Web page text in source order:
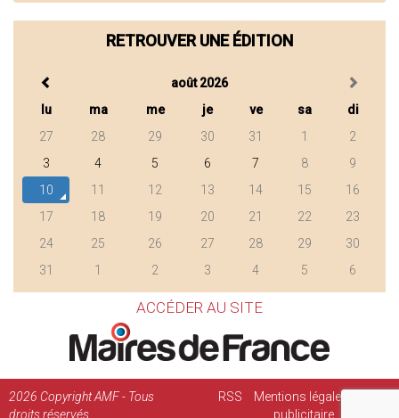
RETROUVER UNE ÉDITION
août 2026
lu
ma me je ve sa
di
27
28 29 30 31 1
2
3
4 5 6 7 8
9
10
11 12 13 14 15
16
17
18 19 20 21 22
23
24
25 26 27 28 29
30
31
1 2 3 4 5 6
ACCÉDER AU SITE
2026 Copyright AMF - Tous
droits réservés
RSS Mentions légales
publicitaire